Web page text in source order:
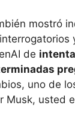
mostró
de
uno de
Musk, usted